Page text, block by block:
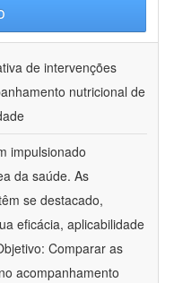
de intervenções
nutricional de
impulsionado
da saúde. As
se destacado,
eficácia, aplicabilidade
Comparar as
acompanhamento